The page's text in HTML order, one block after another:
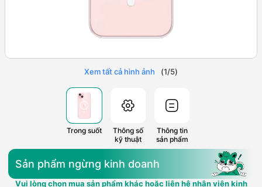
Xem tất cả hình ảnh (1/5)
Trong suốt
Thông số
kỹ thuật
Thông tin
sản phẩm
Sản phẩm ngừng kinh doanh
Vui lòng chọn mua sản phẩm khác hoặc liên hệ nhân viên kinh